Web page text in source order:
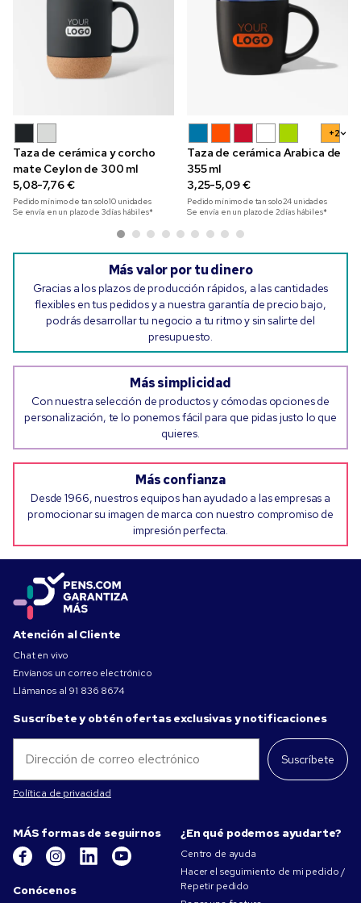
Taza de cerámica y corcho
mate Ceylon de 300 ml
5,08-7,76 €
Pedido mínimo de tan solo10 unidades
Se envía en un plazo de 3 días hábiles*
+2
Taza de cerámica Arabica de
355 ml
3,25-5,09 €
Pedido mínimo de tan solo24 unidades
Se envía en un plazo de 2 días hábiles*
Más valor por tu dinero
Gracias a los plazos de producción rápidos, a las cantidades
flexibles en tus pedidos y a nuestra garantía de precio bajo,
podrás desarrollar tu negocio a tu ritmo y sin salirte del
presupuesto.
Más simplicidad
Con nuestra selección de productos y cómodas opciones de
personalización, te lo ponemos fácil para que pidas justo lo que
quieres.
Más confianza
Desde 1966, nuestros equipos han ayudado a las empresas a
promocionar su imagen de marca con nuestro compromiso de
impresión perfecta.
Atención al Cliente
Chat en vivo
Envíanos un correo electrónico
Llámanos al 91 836 8674
Suscríbete y obtén ofertas exclusivas y notificaciones
Suscríbete
Política de privacidad
MÁS formas de seguirnos
Conócenos
¿En qué podemos ayudarte?
Centro de ayuda
Hacer el seguimiento de mi pedido /
Repetir pedido